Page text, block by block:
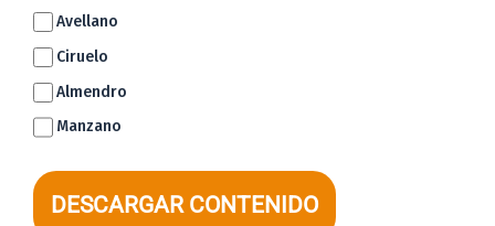
Avellano
Ciruelo
Almendro
Manzano
DESCARGAR CONTENIDO